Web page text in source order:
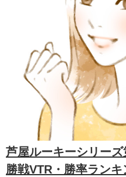
芦屋ルーキーシリー
勝戦VTR・勝率ラン